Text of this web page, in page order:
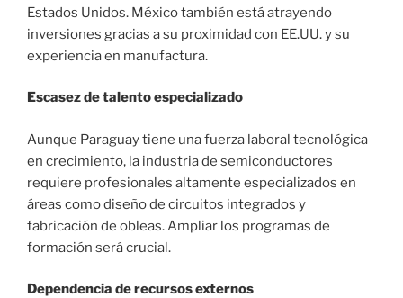
Estados Unidos. México también está atrayendo
inversiones gracias a su proximidad con EE.UU. y su
experiencia en manufactura.
Escasez de talento especializado
Aunque Paraguay tiene una fuerza laboral tecnológica
en crecimiento, la industria de semiconductores
requiere profesionales altamente especializados en
áreas como diseño de circuitos integrados y
fabricación de obleas. Ampliar los programas de
formación será crucial.
Dependencia de recursos externos